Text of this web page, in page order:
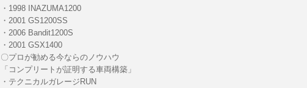
・1998 INAZUMA1200
・2001 GS1200SS
・2006 Bandit1200S
・2001 GSX1400
〇プロが勧める今ならのノウハウ
「コンプリートが証明する車両構築」
・テクニカルガレージRUN